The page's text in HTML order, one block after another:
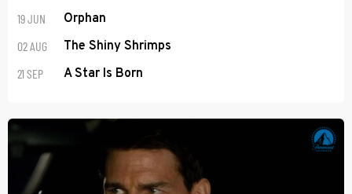
19 JUN Orphan
02 AUG The Shiny Shrimps
21 SEP A Star Is Born